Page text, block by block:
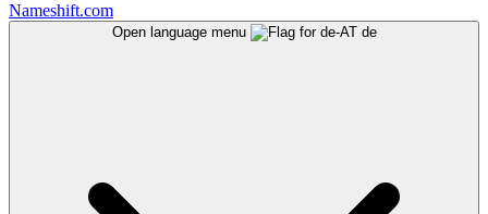
Nameshift.com
Open language menu de